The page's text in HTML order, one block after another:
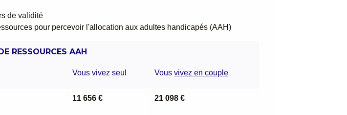
de validité
pour percevoir l'allocation aux adultes handicapés (AAH)
RESSOURCES AAH
Vous vivez seul Vousvivez en couple
11 656 € 21 098 €